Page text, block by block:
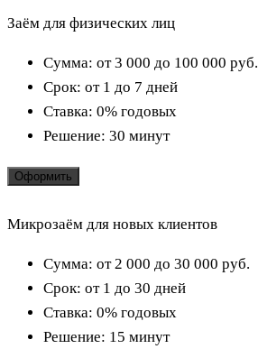
Заём для физических лиц
Сумма: от 3 000 до 100 000 руб.
Срок: от 1 до 7 дней
Ставка: 0% годовых
Решение: 30 минут
Оформить
Микрозаём для новых клиентов
Сумма: от 2 000 до 30 000 руб.
Срок: от 1 до 30 дней
Ставка: 0% годовых
Решение: 15 минут